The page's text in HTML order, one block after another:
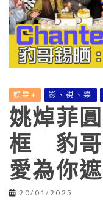
娛樂+ 影、視、樂
姚焯菲
框 豹哥
愛為你
20/01/2025